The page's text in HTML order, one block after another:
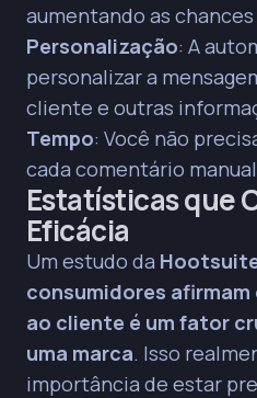
aumentando as
Personalização: A
personalizar a
cliente e outras
Tempo: Você não
cada comentário
Estatísticas que
Eficácia
Um estudo da
consumidores
ao cliente é um fator
uma marca. Isso
importância de estar